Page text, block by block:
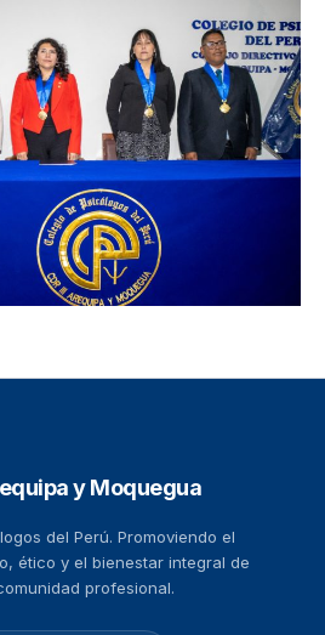
y Moquegua
ético y el bienestar integral de
profesional.